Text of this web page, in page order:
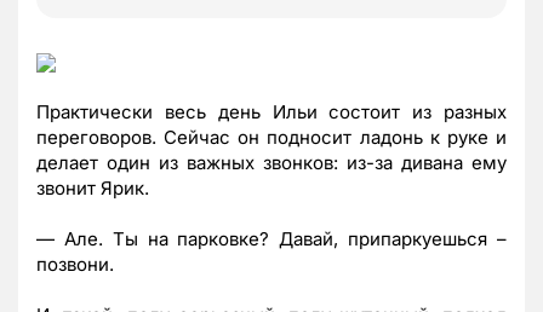
Практически весь день Ильи состоит из разных
переговоров. Сейчас он подносит ладонь к руке и
делает один из важных звонков: из-за дивана ему
звонит Ярик.
— Але. Ты на парковке? Давай, припаркуешься –
позвони.